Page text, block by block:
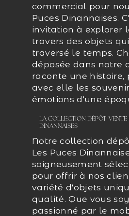
commercial pour
Puces Dinannaises.
invitation à explorer
travers des objets
traversé le temps.
déposée dans notre
raconte une histoire,
avec elle les
émotions d'une
LA COLLECTION DÉPÔT-VENTE
DINANNAISES
Notre collection
Les Puces
soigneusement
pour offrir à nos
variété d'objets
qualité. Que vous
passionné par le